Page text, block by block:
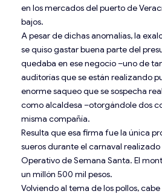
en los mercados del puerto de
bajos.
A pesar de dichas anomalías, la
se quiso gastar buena parte del
quedaba en ese negocio –uno de
auditorías que se están realizando
enorme saqueo que se sospecha
como alcaldesa –otorgándole dos
misma compañía.
Resulta que esa firma fue la única
sueros durante el carnaval
Operativo de Semana Santa. El
un millón 500 mil pesos.
Volviendo al tema de los pollos,